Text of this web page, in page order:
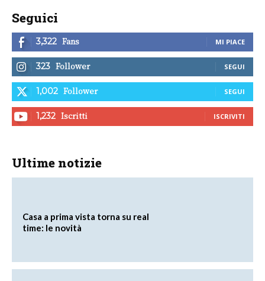
Seguici
3,322 Fans MI PIACE
323 Follower SEGUI
1,002 Follower SEGUI
1,232 Iscritti ISCRIVITI
Ultime notizie
Casa a prima vista torna su real
time: le novità